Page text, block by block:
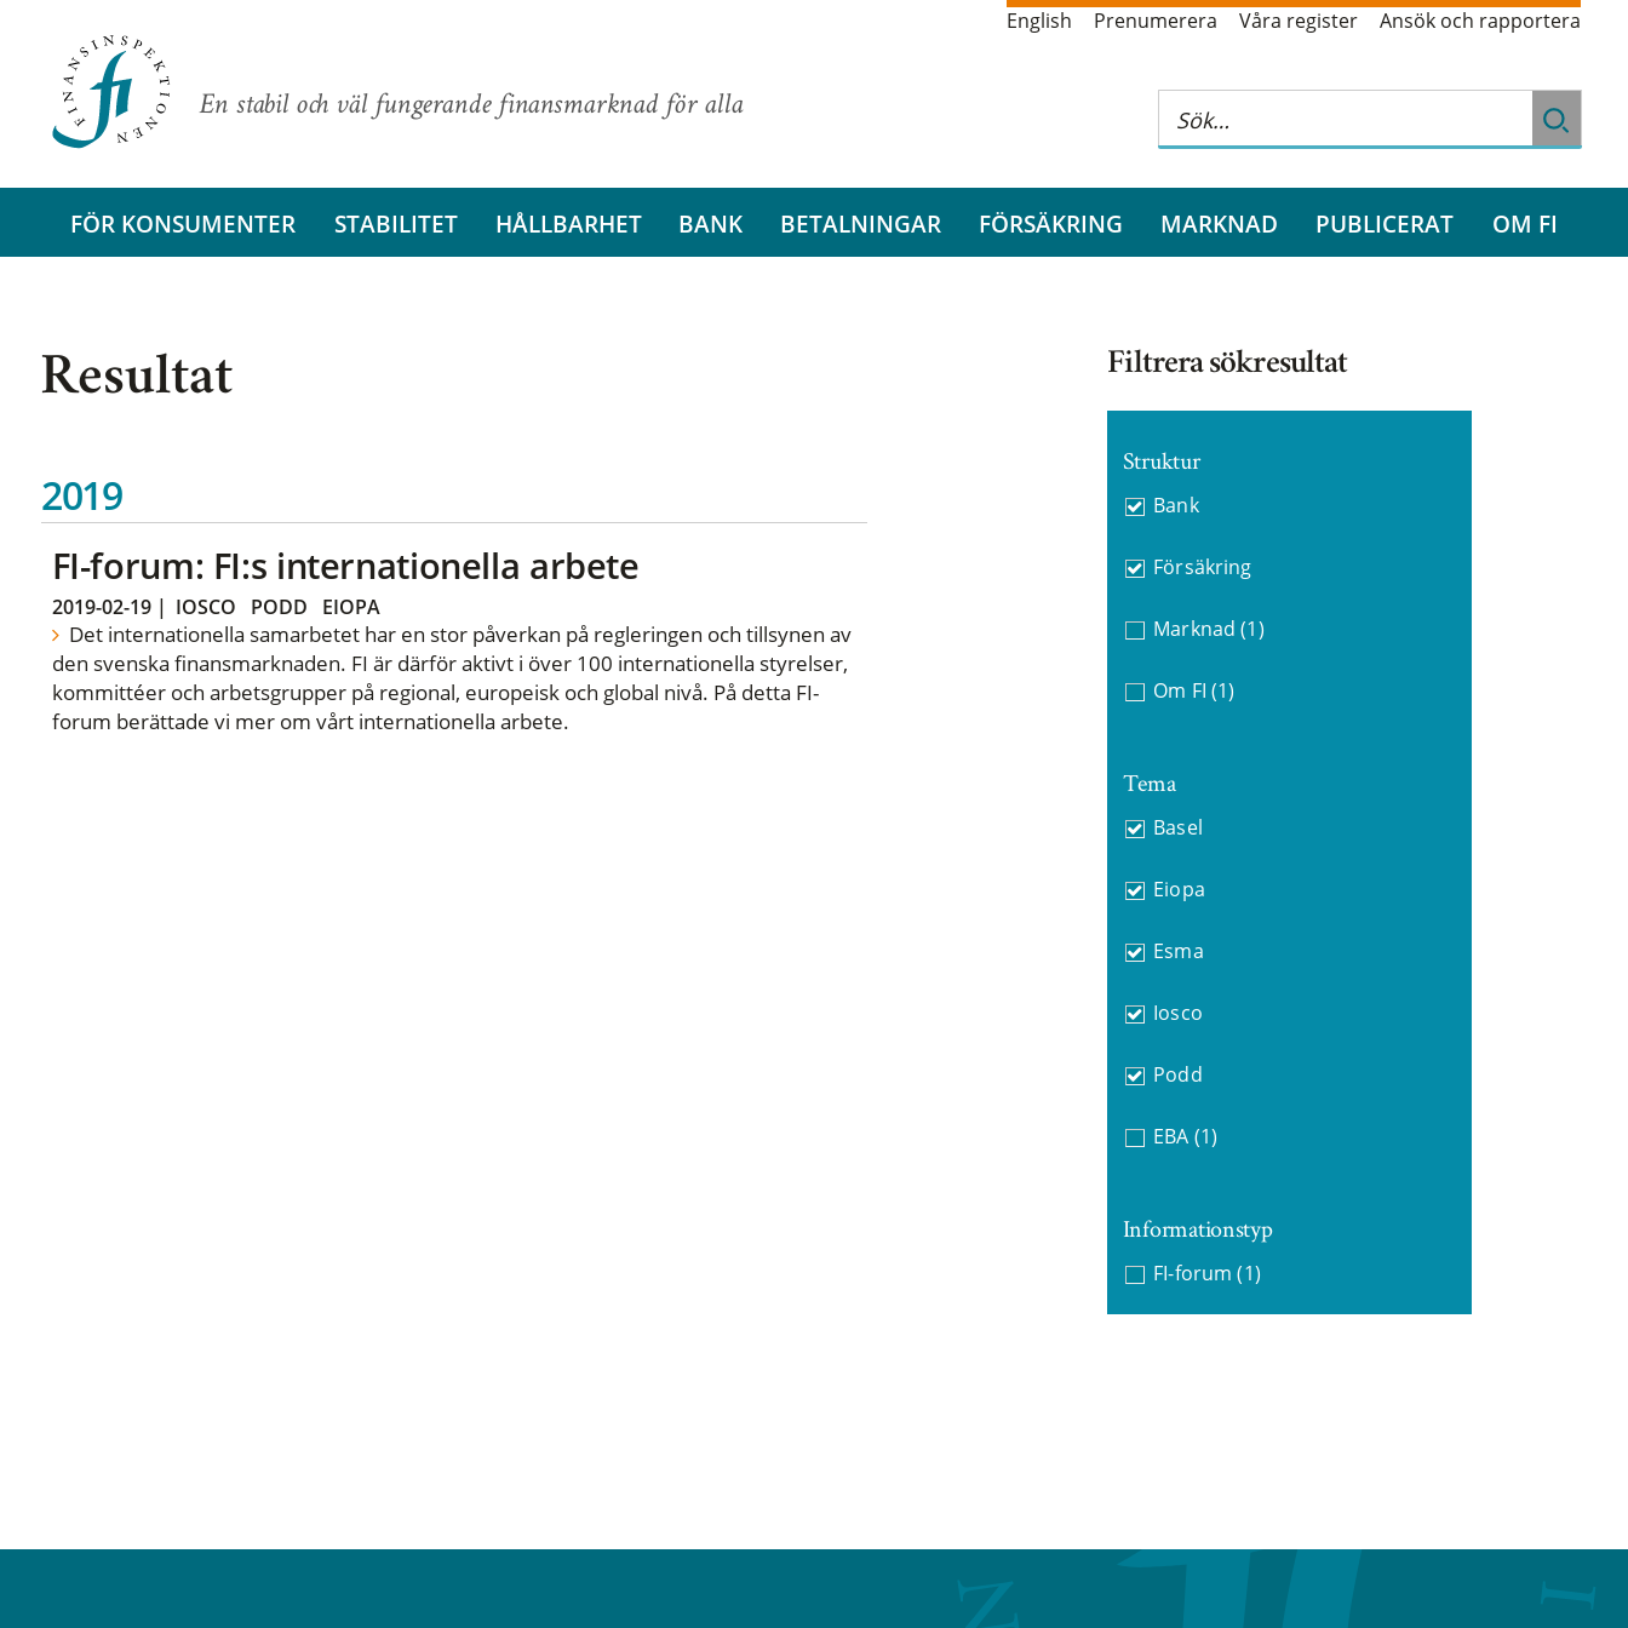
En stabil och väl fungerande finansmarknad för alla
English Prenumerera Våra register Ansök och rapportera
FÖR KONSUMENTER STABILITET HÅLLBARHET BANK BETALNINGAR FÖRSÄKRING MARKNAD PUBLICERAT OM FI
Resultat
2019
FI-forum: FI:s internationella arbete
2019-02-19| IOSCO PODD EIOPA
Det internationella samarbetet har en stor påverkan på regleringen och tillsynen av
den svenska finansmarknaden. FI är därför aktivt i över 100 internationella styrelser,
kommittéer och arbetsgrupper på regional, europeisk och global nivå. På detta FI-
forum berättade vi mer om vårt internationella arbete.
Filtrera sökresultat
Struktur
Bank
Försäkring
Marknad (1)
Om FI (1)
Tema
Basel
Eiopa
Esma
Iosco
Podd
EBA (1)
Informationstyp
FI-forum (1)